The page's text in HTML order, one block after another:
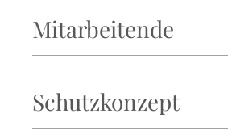
Mitarbeitende
Schutzkonzept